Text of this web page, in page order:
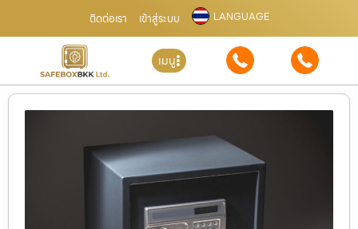
ติดต่อเรา เข้าสู่ระบบ LANGUAGE
เมนู